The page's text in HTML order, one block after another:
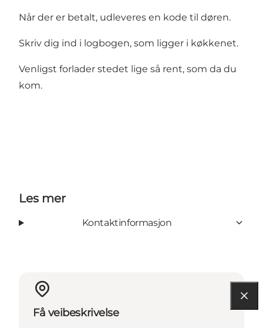
Når der er betalt, udleveres en kode til døren.
Skriv dig ind i logbogen, som ligger i køkkenet.
Venligst forlader stedet lige så rent, som da du
kom.
Les mer
Kontaktinformasjon
Få veibeskrivelse